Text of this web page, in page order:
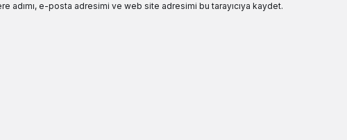
adımı, e-posta adresimi ve web site adresimi bu tarayıcıya kaydet.